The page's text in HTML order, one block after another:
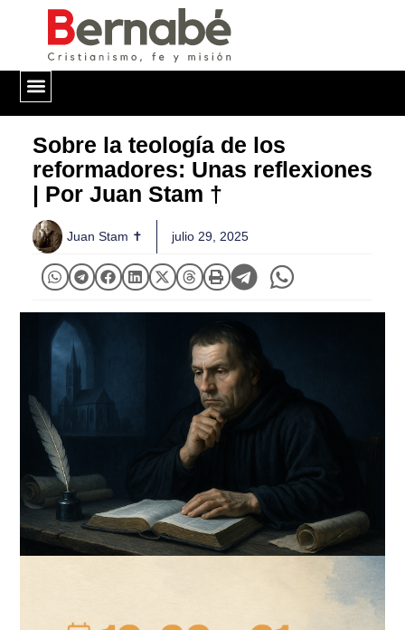
Sobre la teología de los
reformadores: Unas reflexiones
| Por Juan Stam †
Juan Stam ✝ julio 29, 2025